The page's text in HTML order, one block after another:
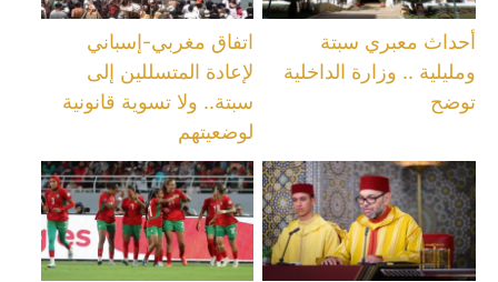
أحداث معبري سبتة
ومليلية .. وزارة الداخلية
توضح
اتفاق مغربي-إسباني
لإعادة المتسللين إلى
سبتة.. ولا تسوية قانونية
لوضعيتهم